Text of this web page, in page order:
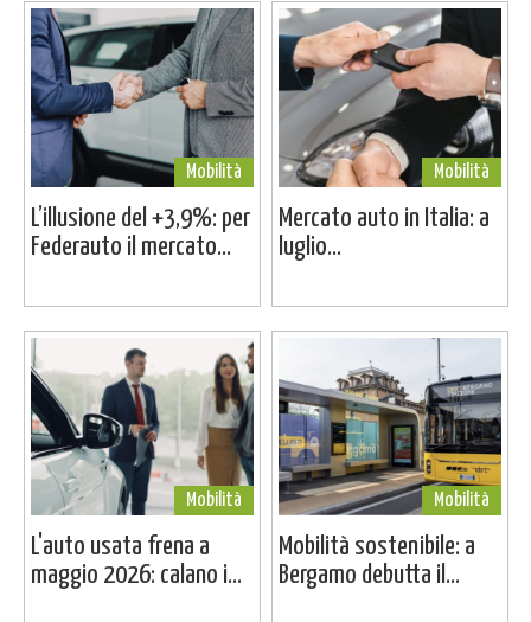
Mobilità
L’illusione del +3,9%: per
Federauto il mercato...
Mobilità
Mercato auto in Italia: a
luglio...
Mobilità
L'auto usata frena a
maggio 2026: calano i...
Mobilità
Mobilità sostenibile: a
Bergamo debutta il...